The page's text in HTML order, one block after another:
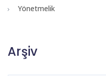
Yönetmelik
Arşiv